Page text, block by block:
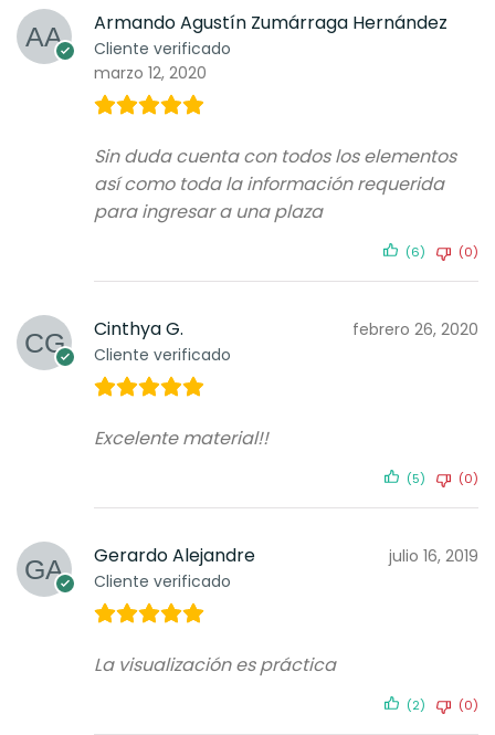
Armando Agustín Zumárraga Hernández
Cliente verificado
marzo 12, 2020
Sin duda cuenta con todos los elementos
así como toda la información requerida
para ingresar a una plaza
(6) (0)
Cinthya G.
Cliente verificado
febrero 26, 2020
Excelente material!!
(5) (0)
Gerardo Alejandre
Cliente verificado
julio 16, 2019
La visualización es práctica
(2) (0)